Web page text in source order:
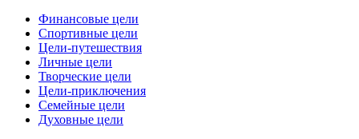
Финансовые цели
Спортивные цели
Цели-путешествия
Личные цели
Творческие цели
Цели-приключения
Семейные цели
Духовные цели